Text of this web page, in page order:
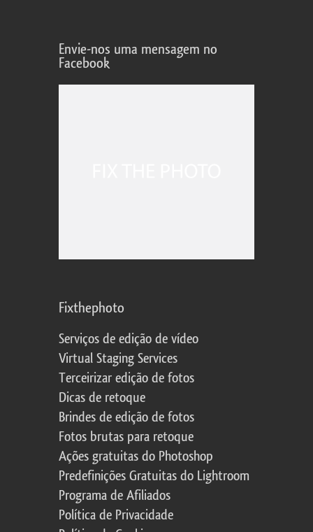
Envie-nos uma mensagem no
Facebook
Fixthephoto
Serviços de edição de vídeo
Virtual Staging Services
Terceirizar edição de fotos
Dicas de retoque
Brindes de edição de fotos
Fotos brutas para retoque
Ações gratuitas do Photoshop
Predefinições Gratuitas do Lightroom
Programa de Afiliados
Política de Privacidade